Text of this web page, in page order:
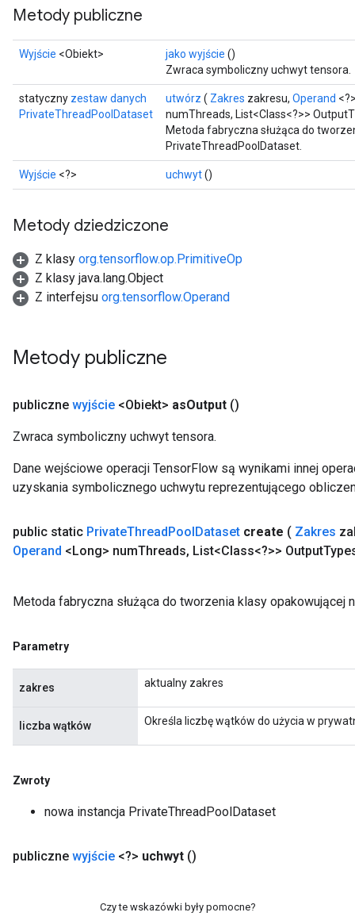
Metody publiczne
Wyjście <Obiekt> jako wyjście ()
Zwraca symboliczny uchwyt tensora.
statyczny zestaw danych
PrivateThreadPoolDataset
utwórz ( Zakres zakresu, Operand
numThreads, List<Class<?>>
Metoda fabryczna służąca do
PrivateThreadPoolDataset.
Wyjście <?> uchwyt()
Metody dziedziczone
Z klasy org.tensorflow.op.PrimitiveOp
Z klasy java.lang.Object
Z interfejsu org.tensorflow.Operand
Metody publiczne
publiczne wyjście <Obiekt> asOutput ()
Zwraca symboliczny uchwyt tensora.
Dane wejściowe operacji TensorFlow są wynikami innej
uzyskania symbolicznego uchwytu reprezentującego
public static PrivateThreadPoolDataset create ( Zakres
Operand <Long> numThreads, List<Class<?>> Output
Metoda fabryczna służąca do tworzenia klasy opakowującej
Parametry
zakres aktualny zakres
liczba wątków Określa liczbę wątków do użycia w
Zwroty
nowa instancja PrivateThreadPoolDataset
publiczne wyjście <?> uchwyt ()
Czy te wskazówki były pomocne?